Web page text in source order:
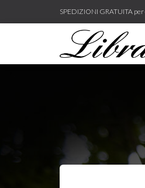
SPEDIZIONI GRATUITA